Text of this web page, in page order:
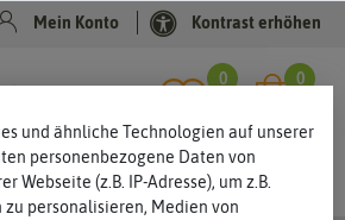
Mein Konto Kontrast erhöhen
0 0
und ähnliche Technologien auf unserer
personenbezogene Daten von
Webseite (z.B. IP-Adresse), um z.B.
personalisieren, Medien von